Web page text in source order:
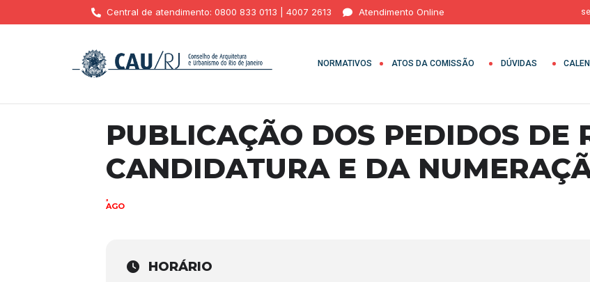
Central de atendimento: 0800 833 0113 | 4007 2613 Atendimento Online
NORMATIVOS ATOS DA COMISSÃO DÚVIDAS
PUBLICAÇÃO DOS PEDIDOS DE
CANDIDATURA E DA
21
AGO
HORÁRIO